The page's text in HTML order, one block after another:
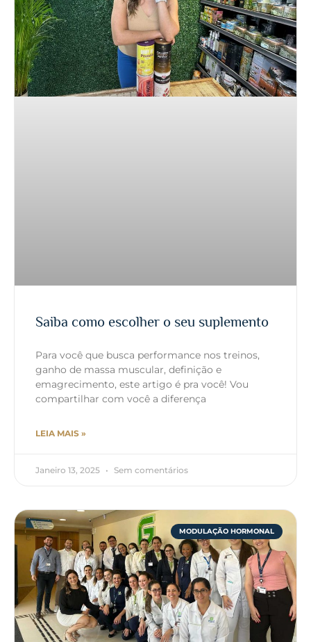
Saiba como escolher o seu suplemento
Para você que busca performance nos treinos,
ganho de massa muscular, definição e
emagrecimento, este artigo é pra você! Vou
compartilhar com você a diferença
LEIA MAIS »
Janeiro 13, 2025 Sem comentários
MODULAÇÃO HORMONAL